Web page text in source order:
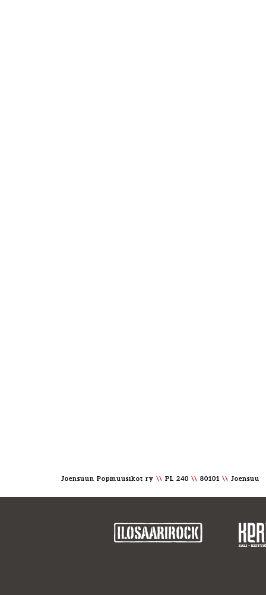
Joensuun Popmuusikot ry \\ PL 240 \\ 80101 \\